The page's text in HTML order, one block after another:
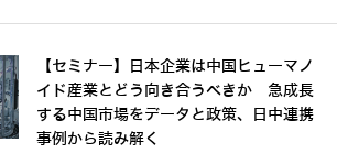
【セミナー】日本企業は中国ヒューマノ
イド産業とどう向き合うべきか 急成長
する中国市場をデータと政策、日中連携
事例から読み解く